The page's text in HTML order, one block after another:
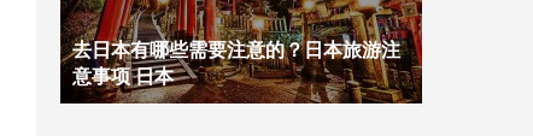
去日本有哪些需要注意的？日本旅游注
意事项 日本